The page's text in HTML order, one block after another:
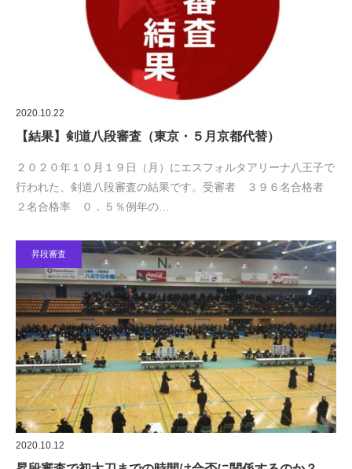
2020.10.22
【結果】剣道八段審査（東京・５月京都代替）
２０２０年１０月１９日（月）にエスフォルタアリーナ八王子で
行われた、剣道八段審査の結果です。受審者 ３９６名合格者
２名合格率 ０．５％例年の…
昇段審査
2020.10.12